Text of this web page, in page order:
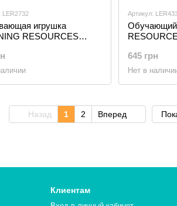
LER2732
игрушка
RESOURCES
Артикул:
Обучающий
645 грн
Нет в
Назад 1 2 Вперед
Клиентам